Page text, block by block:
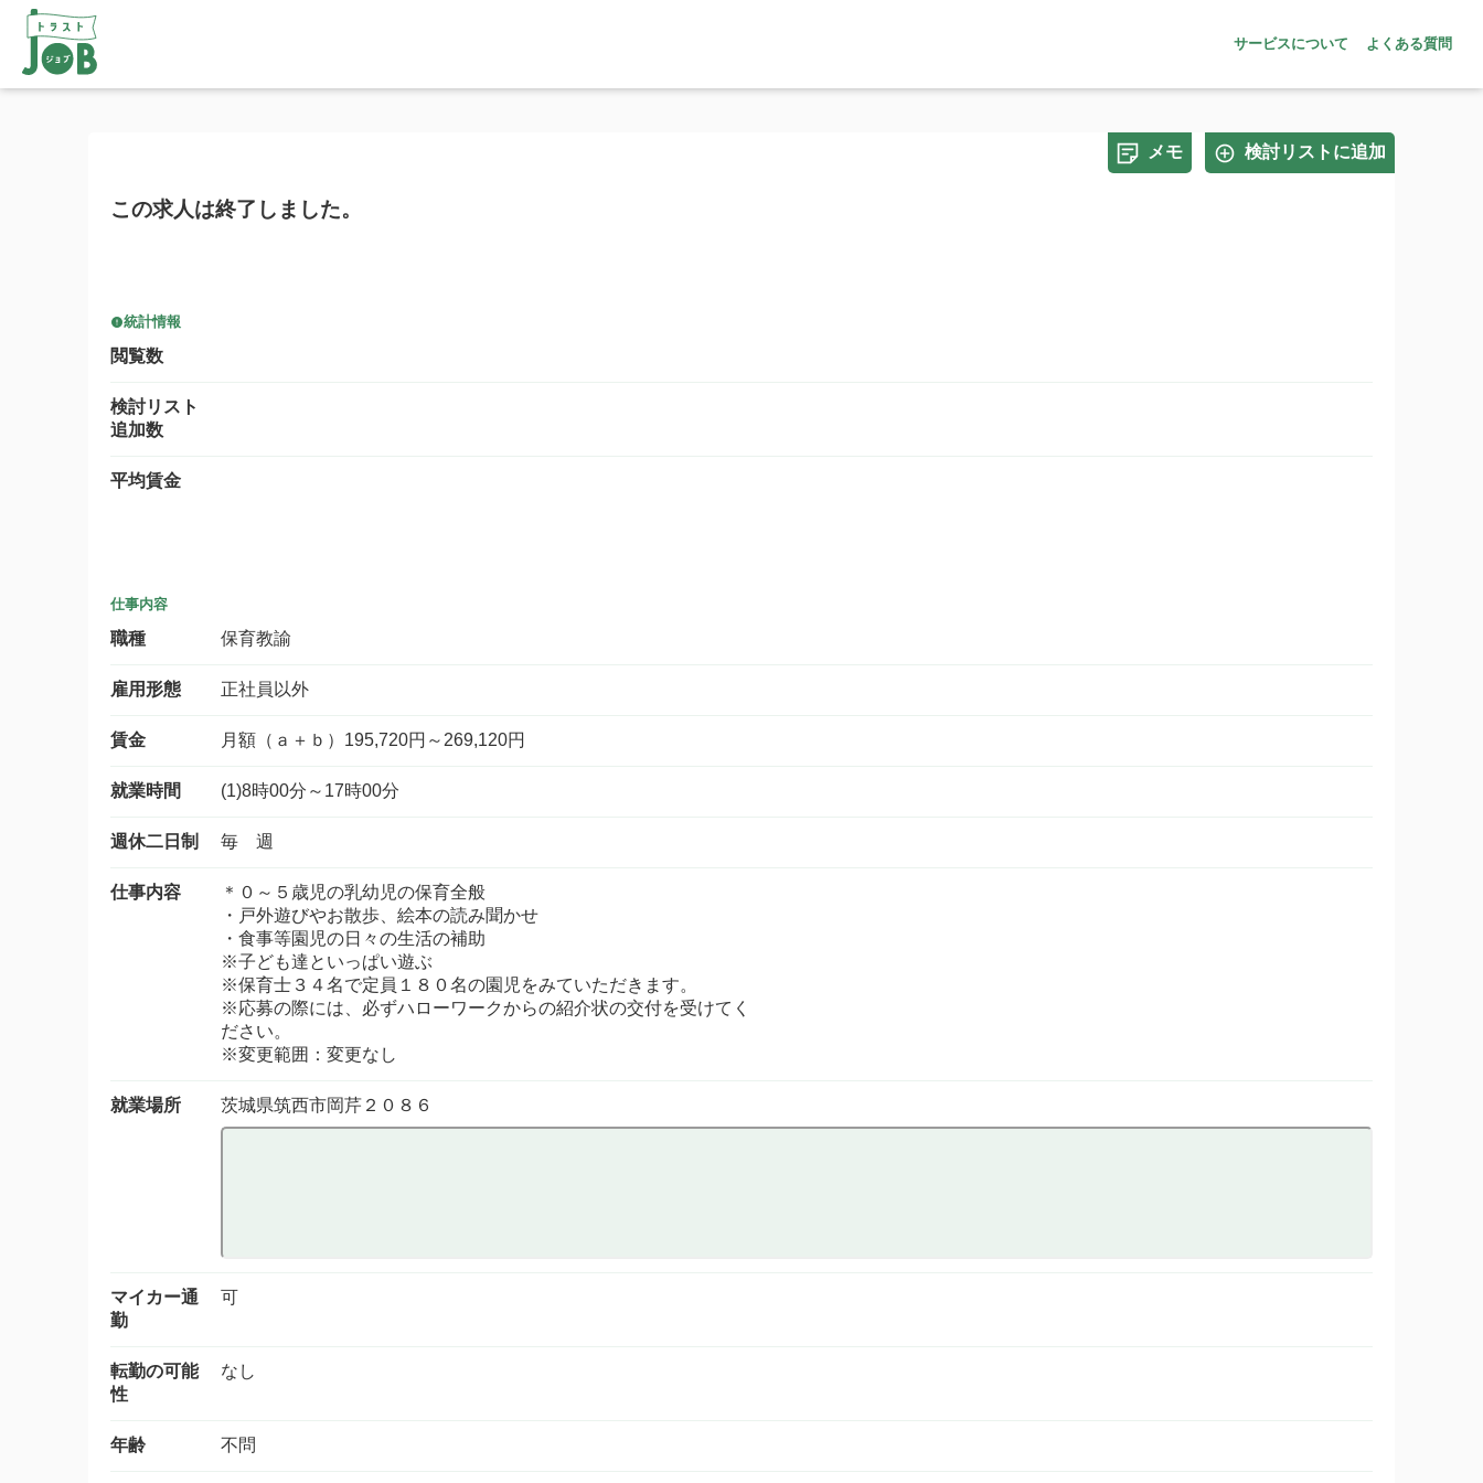
サービスについて よくある質問
メモ 検討リストに追加
この求人は終了しました。
統計情報
閲覧数
検討リスト
追加数
平均賃金
仕事内容
職種 保育教諭
雇用形態 正社員以外
賃金 月額（ａ＋ｂ）195,720円～269,120円
就業時間 (1)8時00分～17時00分
週休二日制 毎 週
仕事内容
＊０～５歳児の乳幼児の保育全般
・戸外遊びやお散歩、絵本の読み聞かせ
・食事等園児の日々の生活の補助
※子ども達といっぱい遊ぶ
※保育士３４名で定員１８０名の園児をみていただきます。
※応募の際には、必ずハローワークからの紹介状の交付を受けてく
ださい。
※変更範囲：変更なし
就業場所 茨城県筑西市岡芹２０８６
マイカー通
勤
可
転勤の可能
性
なし
年齢 不問